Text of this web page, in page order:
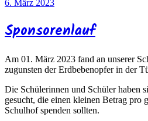
Veröffentlicht
6. März 2023
Sponsorenlauf
Am 01. März 2023 fand an unserer
zugunsten der Erdbebenopfer in der
Die Schülerinnen und Schüler haben
gesucht, die einen kleinen Betrag pro
Schulhof spenden sollten.